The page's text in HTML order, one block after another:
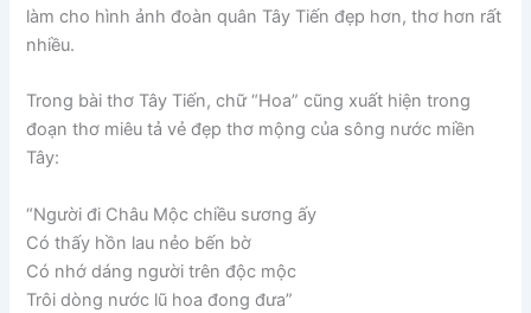
làm cho hình ảnh đoàn quân Tây Tiến đẹp hơn, thơ hơn rất
nhiều.
Trong bài thơ Tây Tiến, chữ “Hoa” cũng xuất hiện trong
đoạn thơ miêu tả vẻ đẹp thơ mộng của sông nước miền
Tây:
“Người đi Châu Mộc chiều sương ấy
Có thấy hồn lau nẻo bến bờ
Có nhớ dáng người trên độc mộc
Trôi dòng nước lũ hoa đong đưa”